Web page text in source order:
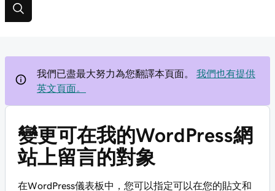
我們已盡最大努力為您翻譯本頁面。
我們也有提供
英文頁面。
變更可在我的WordPress網
站上留言的對象
在WordPress儀表板中，您可以指定可以在您的貼文和